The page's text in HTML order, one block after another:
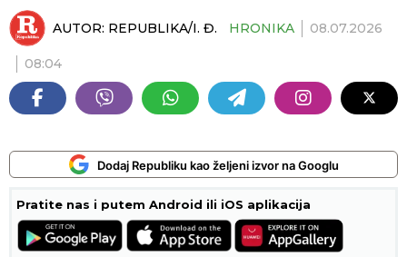
AUTOR: REPUBLIKA/I. Đ. HRONIKA 08.07.2026
08:04
Dodaj Republiku kao željeni izvor na Googlu
Pratite nas i putem Android ili iOS aplikacija